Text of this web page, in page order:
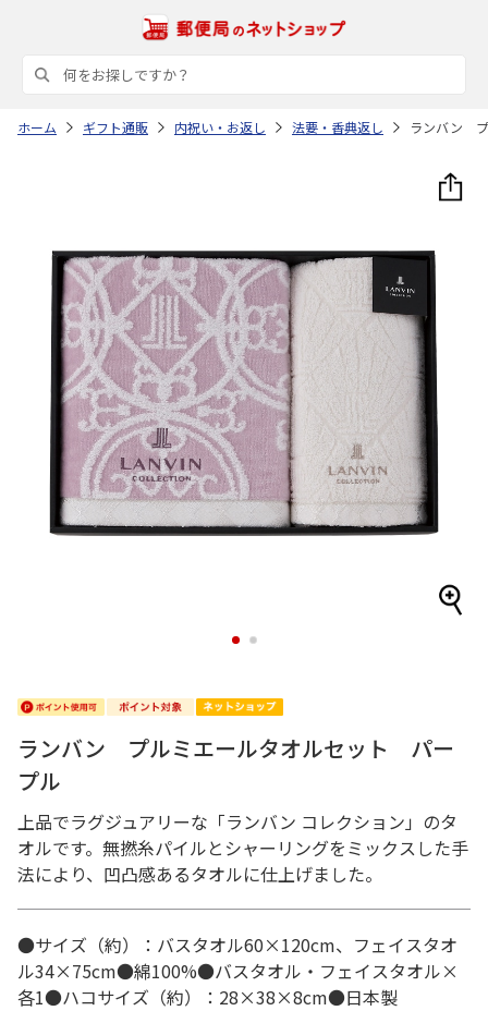
ホーム ギフト通販 内祝い・お返し 法要・香典返し ランバン
1 2
ランバン プルミエールタオルセット パー
プル
上品でラグジュアリーな「ランバン コレクション」のタ
オルです。無撚糸パイルとシャーリングをミックスした手
法により、凹凸感あるタオルに仕上げました。
●サイズ（約）：バスタオル60×120cm、フェイスタオ
ル34×75cm●綿100%●バスタオル・フェイスタオル×
各1●ハコサイズ（約）：28×38×8cm●日本製